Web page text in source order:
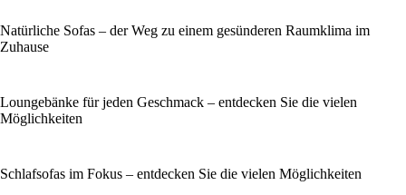
Natürliche Sofas – der Weg zu einem gesünderen Raumklima im
Zuhause
Loungebänke für jeden Geschmack – entdecken Sie die vielen
Möglichkeiten
Schlafsofas im Fokus – entdecken Sie die vielen Möglichkeiten